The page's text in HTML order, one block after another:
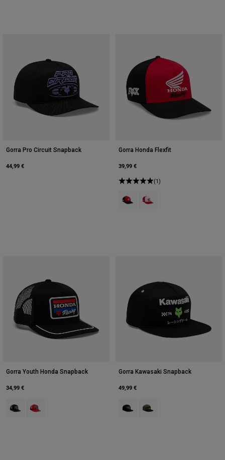
Gorra Pro Circuit Snapback
44,99 €
Gorra Honda Flexfit
39,99 €
(1)
Product swatch type of Negro.
Product swatch type of
Gorra Youth Honda Snapback
34,99 €
Product swatch type of Negro.
Product swatch type of Rojo.
Gorra Kawasaki Snapback
49,99 €
Product swatch type of Negro.
Product swatch type of